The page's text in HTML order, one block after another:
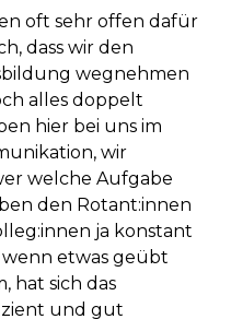
oft sehr offen dafür
dass wir den
wegnehmen
alles doppelt
hier bei uns im
wir
welche Aufgabe
den Rotant:innen
ja konstant
etwas geübt
hat sich das
und gut